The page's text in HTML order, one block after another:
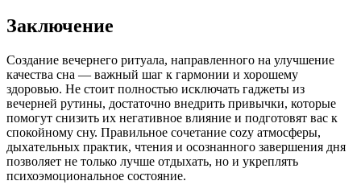
Заключение
Создание вечернего ритуала, направленного на улучшение
качества сна — важный шаг к гармонии и хорошему
здоровью. Не стоит полностью исключать гаджеты из
вечерней рутины, достаточно внедрить привычки, которые
помогут снизить их негативное влияние и подготовят вас к
спокойному сну. Правильное сочетание cozy атмосферы,
дыхательных практик, чтения и осознанного завершения дня
позволяет не только лучше отдыхать, но и укреплять
психоэмоциональное состояние.